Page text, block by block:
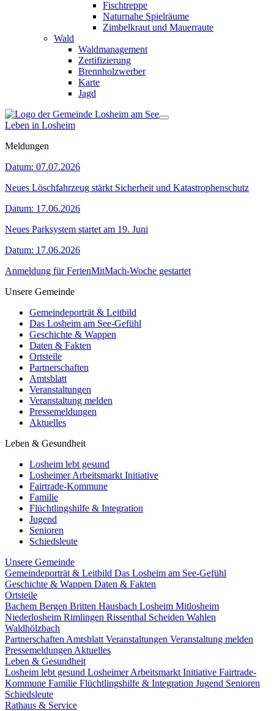
Fischtreppe
Naturnahe Spielräume
Zimbelkraut und Mauerraute
Wald
Waldmanagement
Zertifizierung
Brennholzwerber
Karte
Jagd
Leben in Losheim
Meldungen
Datum: 07.07.2026
Neues Löschfahrzeug stärkt Sicherheit und Katastrophenschutz
Datum: 17.06.2026
Neues Parksystem startet am 19. Juni
Datum: 17.06.2026
Anmeldung für FerienMitMach-Woche gestartet
Unsere Gemeinde
Gemeindeporträt & Leitbild
Das Losheim am See-Gefühl
Geschichte & Wappen
Daten & Fakten
Ortsteile
Partnerschaften
Amtsblatt
Veranstaltungen
Veranstaltung melden
Pressemeldungen
Aktuelles
Leben & Gesundheit
Losheim lebt gesund
Losheimer Arbeitsmarkt Initiative
Fairtrade-Kommune
Familie
Flüchtlingshilfe & Integration
Jugend
Senioren
Schiedsleute
Unsere Gemeinde
Gemeindeporträt & Leitbild Das Losheim am See-Gefühl
Geschichte & Wappen Daten & Fakten
Ortsteile
Bachem Bergen Britten Hausbach Losheim Mitlosheim
Niederlosheim Rimlingen Rissenthal Scheiden Wahlen
Waldhölzbach
Partnerschaften Amtsblatt Veranstaltungen Veranstaltung melden
Pressemeldungen Aktuelles
Leben & Gesundheit
Losheim lebt gesund Losheimer Arbeitsmarkt Initiative Fairtrade-
Kommune Familie Flüchtlingshilfe & Integration Jugend Senioren
Schiedsleute
Rathaus & Service